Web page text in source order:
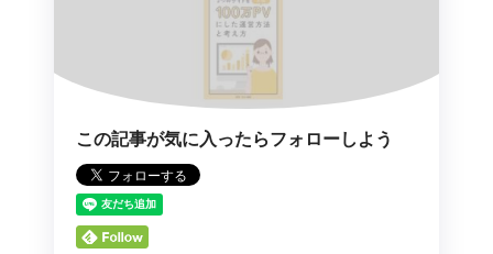
この記事が気に入ったらフォローしよう